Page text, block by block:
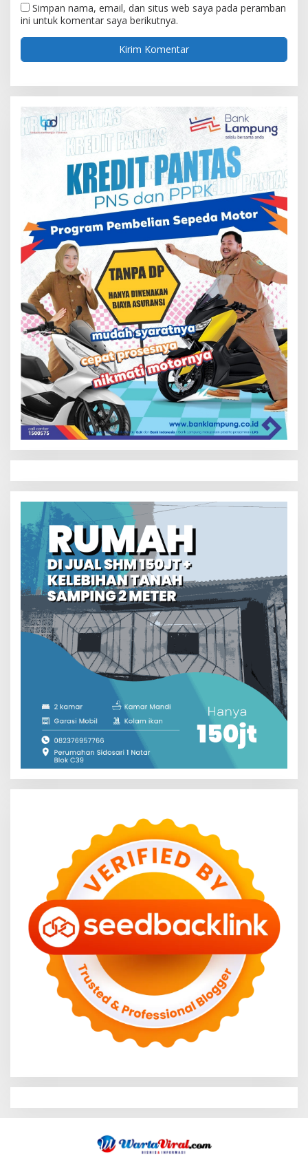
Simpan nama, email, dan situs web saya pada peramban
ini untuk komentar saya berikutnya.